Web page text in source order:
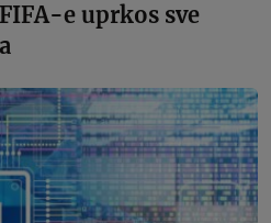
e uprkos sve